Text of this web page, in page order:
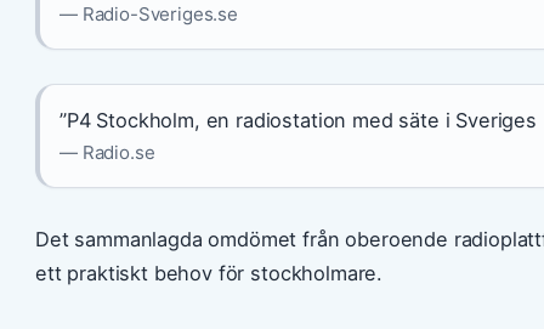
— Radio-Sveriges.se
”P4 Stockholm, en radiostation med säte i Sveriges
— Radio.se
Det sammanlagda omdömet från oberoende
ett praktiskt behov för stockholmare.